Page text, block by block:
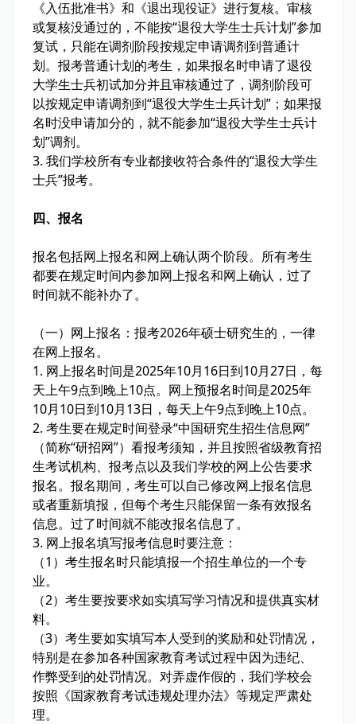
《入伍批准书》和《退出现役证》进行复核。审核
或复核没通过的，不能按“退役大学生士兵计划”参加
复试，只能在调剂阶段按规定申请调剂到普通计
划。报考普通计划的考生，如果报名时申请了退役
大学生士兵初试加分并且审核通过了，调剂阶段可
以按规定申请调剂到“退役大学生士兵计划”；如果报
名时没申请加分的，就不能参加“退役大学生士兵计
划”调剂。
3. 我们学校所有专业都接收符合条件的“退役大学生
士兵”报考。
四、报名
报名包括网上报名和网上确认两个阶段。所有考生
都要在规定时间内参加网上报名和网上确认，过了
时间就不能补办了。
（一）网上报名：报考2026年硕士研究生的，一律
在网上报名。
1. 网上报名时间是2025年10月16日到10月27日，每
天上午9点到晚上10点。网上预报名时间是2025年
10月10日到10月13日，每天上午9点到晚上10点。
2. 考生要在规定时间登录“中国研究生招生信息网”
（简称“研招网”）看报考须知，并且按照省级教育招
生考试机构、报考点以及我们学校的网上公告要求
报名。报名期间，考生可以自己修改网上报名信息
或者重新填报，但每个考生只能保留一条有效报名
信息。过了时间就不能改报名信息了。
3. 网上报名填写报考信息时要注意：
（1）考生报名时只能填报一个招生单位的一个专
业。
（2）考生要按要求如实填写学习情况和提供真实材
料。
（3）考生要如实填写本人受到的奖励和处罚情况，
特别是在参加各种国家教育考试过程中因为违纪、
作弊受到的处罚情况。对弄虚作假的，我们学校会
按照《国家教育考试违规处理办法》等规定严肃处
理。